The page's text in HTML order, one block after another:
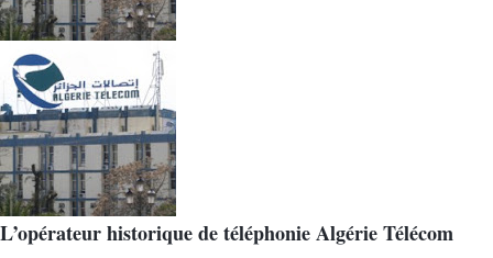
L’opérateur historique de téléphonie Algérie Télécom